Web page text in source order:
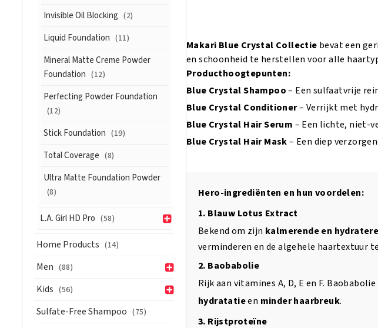
Invisible Oil Blocking (2)
Liquid Foundation (11)
Mineral Matte Creme Powder
Foundation (12)
Perfecting Powder Foundation
(12)
Stick Foundation (19)
Total Coverage (8)
Ultra Matte Foundation Powder
(8)
L.A. Girl HD Pro (58)
Home Products (14)
Men (88)
Kids (56)
Sulfate-Free Shampoo (75)
Makari Blue Crystal Collectie bevat een
en schoonheid te herstellen voor alle
Producthoogtepunten:
Blue Crystal Shampoo– Een sulfaatvrije
Blue Crystal Conditioner– Verrijkt met
Blue Crystal Hair Serum – Een lichte, niet-
Blue Crystal Hair Mask– Een diep
Hero-ingrediënten en hun voordelen:
1. Blauw Lotus Extract
Bekend om zijn kalmerende en
verminderen en de algehele haartextuur
2. Baobabolie
Rijk aan vitamines A, D, E en F.
hydratatieen minder haarbreuk.
3. Rijstproteïne